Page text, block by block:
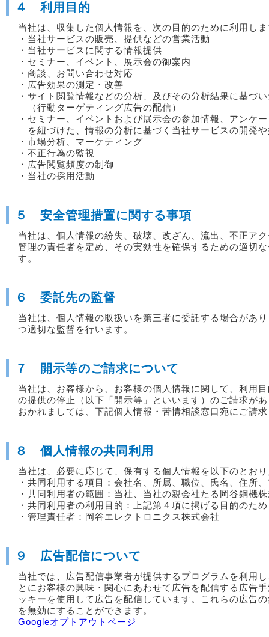
４ 利用目的
当社は、収集した個人情報を、次の目的のために利用し
・当社サービスの販売、提供などの営業活動
・当社サービスに関する情報提供
・セミナー、イベント、展示会の御案内
・商談、お問い合わせ対応
・広告効果の測定・改善
・サイト閲覧情報などの分析、及びその分析結果に基づ
（行動ターゲティング広告の配信）
・セミナー、イベントおよび展示会の参加情報、アンケ
を紐づけた、情報の分析に基づく当社サービスの開発
・市場分析、マーケティング
・不正行為の監視
・広告閲覧頻度の制御
・当社の採用活動
５ 安全管理措置に関する事項
当社は、個人情報の紛失、破壊、改ざん、流出、不正ア
管理の責任者を定め、その実効性を確保するための適切
す。
６ 委託先の監督
当社は、個人情報の取扱いを第三者に委託する場合があ
つ適切な監督を行います。
７ 開示等のご請求について
当社は、お客様から、お客様の個人情報に関して、利用
の提供の停止（以下「開示等」といいます）のご請求が
おかれましては、下記個人情報・苦情相談窓口宛にご請
８ 個人情報の共同利用
当社は、必要に応じて、保有する個人情報を以下のとお
・共同利用する項目：会社名、所属、職位、氏名、住所
・共同利用者の範囲：当社、当社の親会社たる岡谷鋼機
・共同利用者の利用目的：上記第４項に掲げる目的のため
・管理責任者：岡谷エレクトロニクス株式会社
９ 広告配信について
当社では、広告配信事業者が提供するプログラムを利用
とにお客様の興味・関心にあわせて広告を配信する広告
ッキーを使用して広告を配信しています。これらの広告
を無効にすることができます。
Googleオプトアウトページ